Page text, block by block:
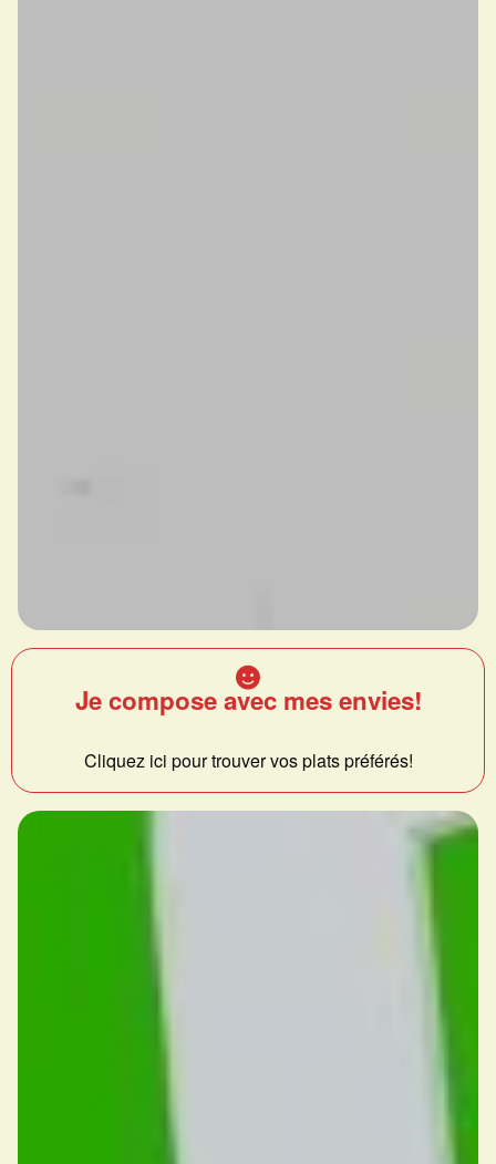
Je compose avec mes envies!
Cliquez ici pour trouver vos plats préférés!